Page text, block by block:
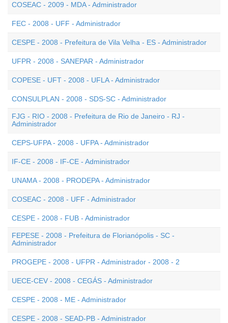
COSEAC - 2009 - MDA - Administrador
FEC - 2008 - UFF - Administrador
CESPE - 2008 - Prefeitura de Vila Velha - ES - Administrador
UFPR - 2008 - SANEPAR - Administrador
COPESE - UFT - 2008 - UFLA - Administrador
CONSULPLAN - 2008 - SDS-SC - Administrador
FJG - RIO - 2008 - Prefeitura de Rio de Janeiro - RJ -
Administrador
CEPS-UFPA - 2008 - UFPA - Administrador
IF-CE - 2008 - IF-CE - Administrador
UNAMA - 2008 - PRODEPA - Administrador
COSEAC - 2008 - UFF - Administrador
CESPE - 2008 - FUB - Administrador
FEPESE - 2008 - Prefeitura de Florianópolis - SC -
Administrador
PROGEPE - 2008 - UFPR - Administrador - 2008 - 2
UECE-CEV - 2008 - CEGÁS - Administrador
CESPE - 2008 - ME - Administrador
CESPE - 2008 - SEAD-PB - Administrador